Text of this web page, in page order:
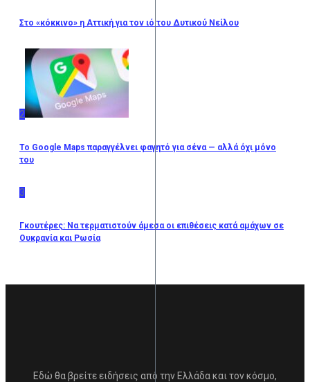
Στο «κόκκινο» η Αττική για τον ιό του Δυτικού Νείλου
2
Το Google Maps παραγγέλνει φαγητό για σένα — αλλά όχι μόνο
του
3
Γκουτέρες: Να τερματιστούν άμεσα οι επιθέσεις κατά αμάχων σε
Ουκρανία και Ρωσία
Εδώ θα βρείτε ειδήσεις από την Ελλάδα και τον κόσμο,